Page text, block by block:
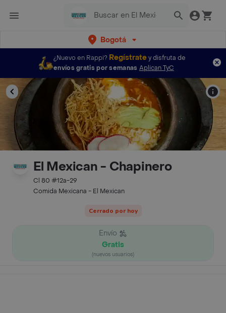
Bogotá
¿Nuevo en Rappi? Regístratey disfruta de
envíos gratis por semanas Aplican TyC
El Mexican - Chapinero
Cl 80 #12a-29
Comida Mexicana - El Mexican
Cerrado por hoy
Envío
Gratis
(nuevos usuarios)